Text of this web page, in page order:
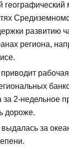
развитию
региона,
за 2-недельное
дороже.
выдалась за